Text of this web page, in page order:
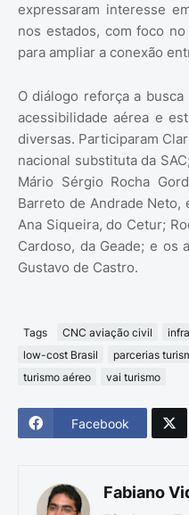
expressaram interesse
nos estados, com foco
para ampliar a conexão
O diálogo reforça a
acessibilidade aérea e
diversas. Participaram
nacional substituta da
Mário Sérgio Rocha
Barreto de Andrade Neto,
Ana Siqueira, do Cetur;
Cardoso, da Geade; e os
Gustavo de Castro.
Tags CNC aviação civil
low-cost Brasil
parcerias
turismo aéreo
vai turismo
Facebook
Fabiano